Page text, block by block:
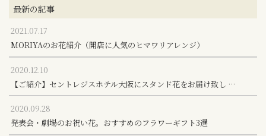
最新の記事
2021.07.17
MORIYAのお花紹介（開店に人気のヒマワリアレンジ）
2020.12.10
【ご紹介】セントレジスホテル大阪にスタンド花をお届け致し …
2020.09.28
発表会・劇場のお祝い花。おすすめのフラワーギフト3選